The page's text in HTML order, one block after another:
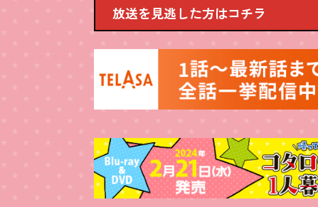
放送を見逃した方はコチラ